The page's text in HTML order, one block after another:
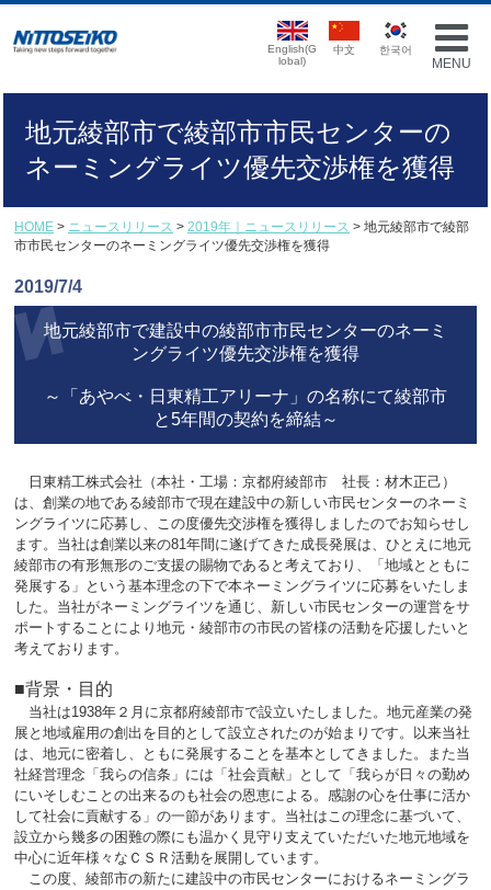
MENU
English(G
lobal)
中文 한국어
地元綾部市で綾部市市民センターの
ネーミングライツ優先交渉権を獲得
HOME > ニュースリリース > 2019年｜ニュースリリース > 地元綾部市で綾部
市市民センターのネーミングライツ優先交渉権を獲得
2019/7/4
地元綾部市で建設中の綾部市市民センターのネーミ
ングライツ優先交渉権を獲得
～「あやべ・日東精工アリーナ」の名称にて綾部市
と5年間の契約を締結～
日東精工株式会社（本社・工場：京都府綾部市 社長：材木正己）
は、創業の地である綾部市で現在建設中の新しい市民センターのネーミ
ングライツに応募し、この度優先交渉権を獲得しましたのでお知らせし
ます。当社は創業以来の81年間に遂げてきた成長発展は、ひとえに地元
綾部市の有形無形のご支援の賜物であると考えており、「地域とともに
発展する」という基本理念の下で本ネーミングライツに応募をいたしま
した。当社がネーミングライツを通じ、新しい市民センターの運営をサ
ポートすることにより地元・綾部市の市民の皆様の活動を応援したいと
考えております。
■背景・目的
当社は1938年２月に京都府綾部市で設立いたしました。地元産業の発
展と地域雇用の創出を目的として設立されたのが始まりです。以来当社
は、地元に密着し、ともに発展することを基本としてきました。また当
社経営理念「我らの信条」には「社会貢献」として「我らが日々の勤め
にいそしむことの出来るのも社会の恩恵による。感謝の心を仕事に活か
して社会に貢献する」の一節があります。当社はこの理念に基づいて、
設立から幾多の困難の際にも温かく見守り支えていただいた地元地域を
中心に近年様々なＣＳＲ活動を展開しています。
この度、綾部市の新たに建設中の市民センターにおけるネーミングラ